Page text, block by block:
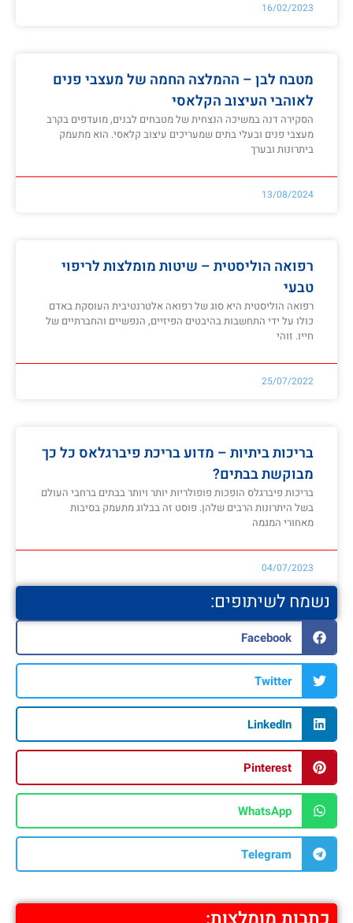
16/02/2023
מטבח לבן – ההמלצה החמה של מעצבי פנים
לאוהבי העיצוב הקלאסי
הסקירה דנה במשיכה הנצחית של מטבחים לבנים, מועדפים בקרב
מעצבי פנים ובעלי בתים שמעריכים עיצוב קלאסי. הוא מתעמק
ביתרונות ובערך
13/08/2024
רפואה הוליסטית – שיטות מומלצות לריפוי
טבעי
רפואה הוליסטית היא סוג של רפואה אלטרנטיבית העוסקת באדם
כולו על ידי התחשבות בהיבטים הפיזיים, הנפשיים והחברתיים של
חייו. זוהי
25/07/2022
בריכות ביתיות – מדוע בריכת פיברגלאס כל כך
מבוקשת בבתים?
בריכות פיברגלס הופכות פופולריות יותר ויותר בבתים ברחבי העולם
בשל היתרונות הרבים שלהן. פוסט זה בבלוג מתעמק בסיבות
מאחורי המגמה
04/07/2023
נשמח לשיתופים:
Facebook
Twitter
LinkedIn
Pinterest
WhatsApp
Telegram